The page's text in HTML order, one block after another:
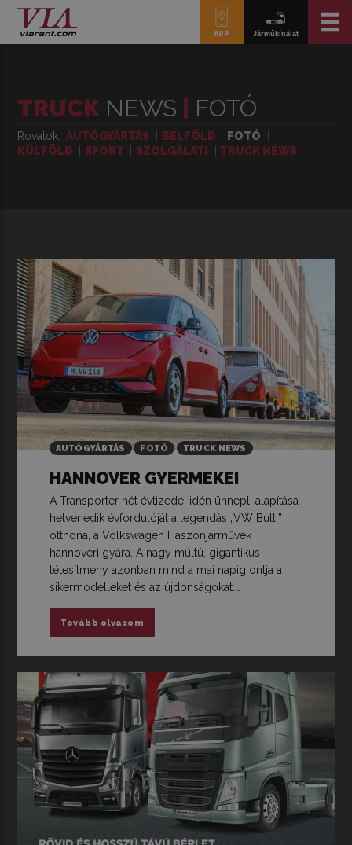
APP Járműkínálat
TRUCK NEWS FOTÓ
Rovatok AUTÓGYÁRTÁS BELFÖLD
FOTÓ
KÜLFÖLD
SPORT SZOLGÁLATI TRUCK NEWS
AUTÓGYÁRTÁS FOTÓ TRUCK NEWS
HANNOVER GYERMEKEI
A Transporter hét évtizede: idén ünnepli alapítása
hetvenedik évfordulóját a legendás „VW Bulli”
otthona, a Volkswagen Haszonjárművek
hannoveri gyára. A nagy múltú, gigantikus
létesítmény azonban mind a mai napig ontja a
sikermodelleket és az újdonságokat.…
Tovább olvasom